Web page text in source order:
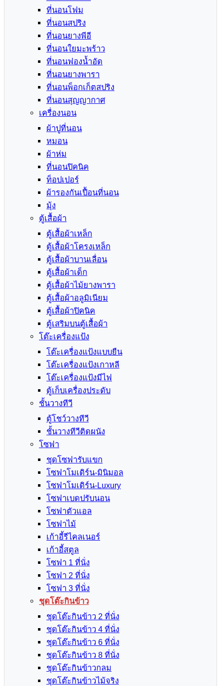
ที่นอนโฟม
ที่นอนสปริง
ที่นอนยางพีอี
ที่นอนใยมะพร้าว
ที่นอนฟองน้ำอัด
ที่นอนยางพารา
ที่นอนพ็อกเก็ตสปริง
ที่นอนสุญญากาศ
เครื่องนอน
ผ้าปูที่นอน
หมอน
ผ้าห่ม
ที่นอนปิคนิค
ท็อปเปอร์
ผ้ารองกันเปื้อนที่นอน
มุ้ง
ตู้เสื้อผ้า
ตู้เสื้อผ้าเหล็ก
ตู้เสื้อผ้าโครงเหล็ก
ตู้เสื้อผ้าบานเลื่อน
ตู้เสื้อผ้าเด็ก
ตู้เสื้อผ้าไม้ยางพารา
ตู้เสื้อผ้าอลูมิเนียม
ตู้เสื้อผ้าปิคนิค
ตู้เสริมบนตู้เสื้อผ้า
โต๊ะเครื่องแป้ง
โต๊ะเครื่องแป้งแบบยืน
โต๊ะเครื่องแป้งเกาหลี
โต๊ะเครื่องแป้งมีไฟ
ตู้เก็บเครื่องประดับ
ชั้นวางทีวี
ตู้โชว์วางทีวี
ชั้นวางทีวีติดผนัง
โซฟา
ชุดโซฟารับแขก
โซฟาโมเดิร์น-มินิมอล
โซฟาโมเดิร์น-Luxury
โซฟาเบดปรับนอน
โซฟาตัวแอล
โซฟาไม้
เก้าอี้รีไคลเนอร์
เก้าอี้สตูล
โซฟา 1 ที่นั่ง
โซฟา 2 ที่นั่ง
โซฟา 3 ที่นั่ง
ชุดโต๊ะกินข้าว
ชุดโต๊ะกินข้าว 2 ที่นั่ง
ชุดโต๊ะกินข้าว 4 ที่นั่ง
ชุดโต๊ะกินข้าว 6 ที่นั่ง
ชุดโต๊ะกินข้าว 8 ที่นั่ง
ชุดโต๊ะกินข้าวกลม
ชุดโต๊ะกินข้าวไม้จริง